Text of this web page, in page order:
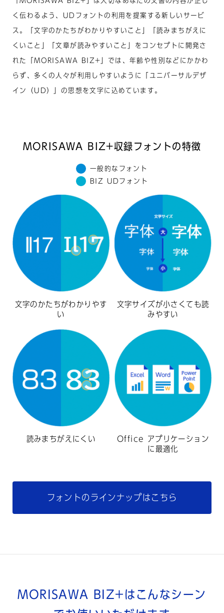
く伝わるよう、UDフォントの利用を提案する新しいサービ
ス。 「文字のかたちがわかりやすいこと」「読みまちがえに
くいこと」「文章が読みやすいこと」を コンセプトに開発さ
れた「MORISAWA BIZ+」では、年齢や性別などにかかわ
らず、多くの人々が利用しやすいように 「ユニバーサルデザ
イン（UD）」の思想を文字に込めています。
MORISAWA BIZ+収録フォントの特徴
一般的なフォント
BIZ UDフォント
文字のかたちがわかりやす
い
文字サイズが小さくても読
みやすい
読みまちがえにくい
Office アプリケーション
に最適化
フォントのラインナップはこちら
MORISAWA BIZ+は こんなシーン